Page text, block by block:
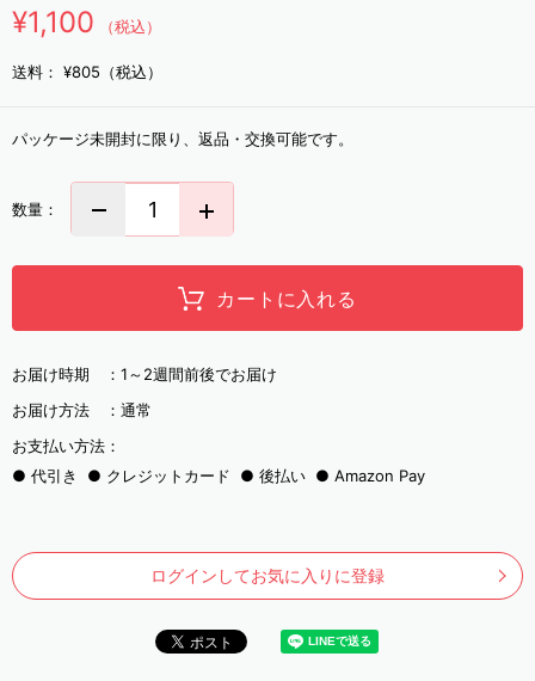
¥1,100 （税込）
送料： ¥805（税込）
パッケージ未開封に限り、返品・交換可能です。
数量：
カートに入れる
お届け時期 ： 1～2週間前後でお届け
お届け方法 ： 通常
お支払い方法：
代引き
クレジットカード 後払い Amazon Pay
ログインしてお気に入りに登録